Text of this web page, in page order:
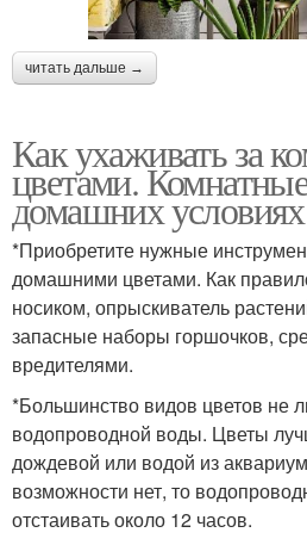
читать дальше →
Как ухаживать за
цветами.
домашних условиях
*Приобретите нужные
домашними цветами. Как
носиком, опрыскиватель
запасные наборы горшочков,
вредителями.
*Большинство видов цветов не
водопроводной воды. Цветы
дождевой или водой из
возможности нет, то
отстаивать около 12 часов.